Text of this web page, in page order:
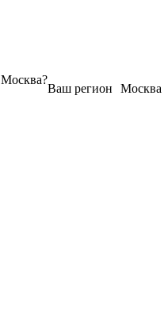
Москва
Ваш регион
Москва?